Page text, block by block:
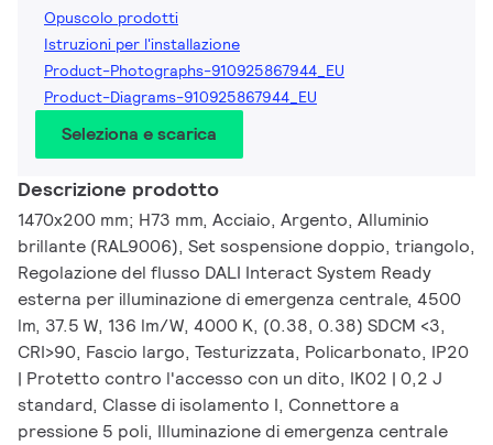
Opuscolo prodotti
Istruzioni per l'installazione
Product-Photographs-910925867944_EU
Product-Diagrams-910925867944_EU
Seleziona e scarica
Descrizione prodotto
1470x200 mm; H73 mm, Acciaio, Argento, Alluminio
brillante (RAL9006), Set sospensione doppio, triangolo,
Regolazione del flusso DALI Interact System Ready
esterna per illuminazione di emergenza centrale, 4500
lm, 37.5 W, 136 lm/W, 4000 K, (0.38, 0.38) SDCM <3,
CRI>90, Fascio largo, Testurizzata, Policarbonato, IP20
| Protetto contro l'accesso con un dito, IK02 | 0,2 J
standard, Classe di isolamento I, Connettore a
pressione 5 poli, Illuminazione di emergenza centrale